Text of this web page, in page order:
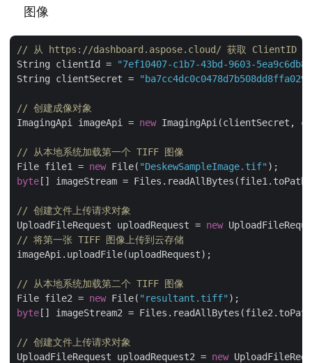
图像
// 从 https://dashboard.aspose.cloud/ 获取 ClientID
String clientId =
"7ef10407-c1b7-43bd-9603-
String clientSecret =
// 创建成像对象
ImagingApi imageApi = new ImagingApi(clientSecret,
// 从本地系统加载第一个 TIFF 图像
File file1 = new File( "DeskewSampleImage.tif"
byte [] imageStream =
// 创建文件上传请求对象
UploadFileRequest uploadRequest = new
// 将第一张 TIFF 图像上传到云存储
imageApi.uploadFile(uploadRequest);
// 从本地系统加载第二个 TIFF 图像
File file2 = new File( "resultant.tiff"
byte [] imageStream2 =
// 创建文件上传请求对象
UploadFileRequest uploadRequest2 = new